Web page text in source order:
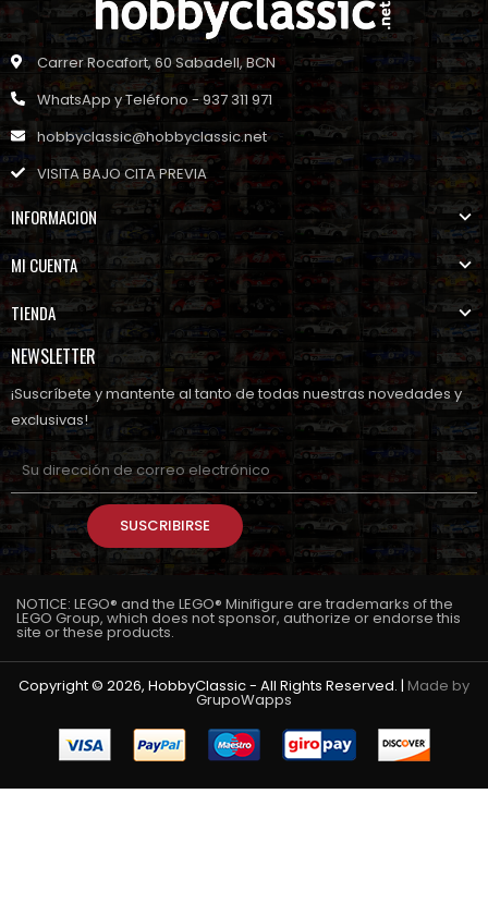
Carrer Rocafort, 60 Sabadell, BCN
WhatsApp y Teléfono - 937 311 971
hobbyclassic@hobbyclassic.net
VISITA BAJO CITA PREVIA
INFORMACION
MI CUENTA
TIENDA
NEWSLETTER
¡Suscríbete y mantente al tanto de todas nuestras novedades y
exclusivas!
SUSCRIBIRSE
NOTICE: LEGO® and the LEGO® Minifigure are trademarks of the
LEGO Group, which does not sponsor, authorize or endorse this
site or these products.
Copyright © 2026, HobbyClassic - All Rights Reserved. | Made by
GrupoWapps